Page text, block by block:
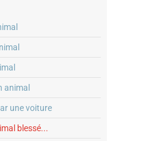
animal
une voiture
blessé...